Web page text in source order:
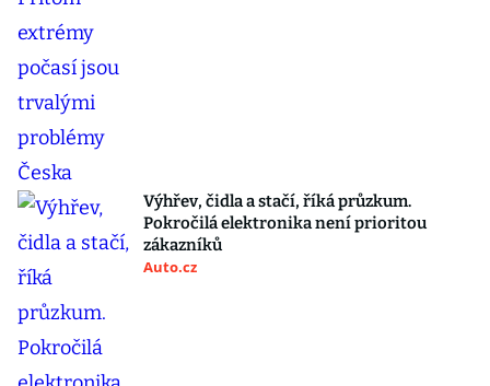
Výhřev, čidla a stačí, říká průzkum.
Pokročilá elektronika není prioritou
zákazníků
Auto.cz